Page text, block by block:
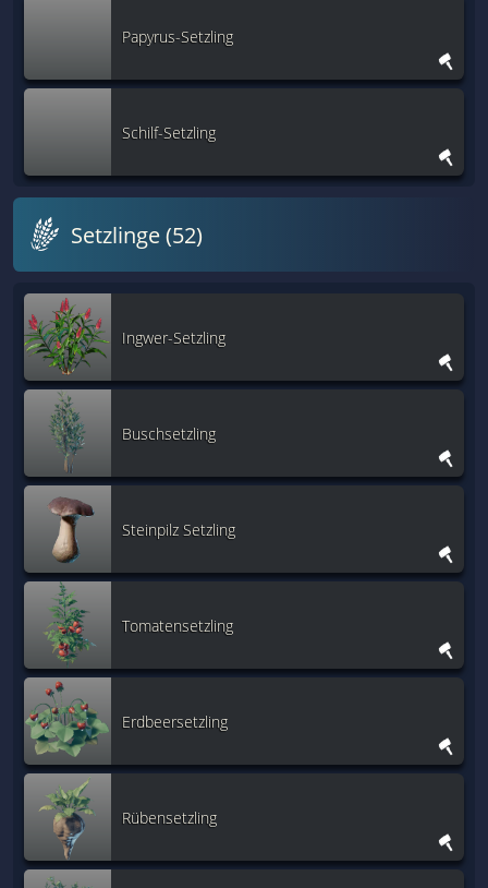
Papyrus-Setzling
Schilf-Setzling
Setzlinge (52)
Ingwer-Setzling
Buschsetzling
Steinpilz Setzling
Tomatensetzling
Erdbeersetzling
Rübensetzling